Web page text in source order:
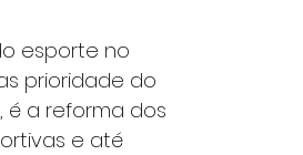
esporte no
prioridade do
é a reforma dos
e até